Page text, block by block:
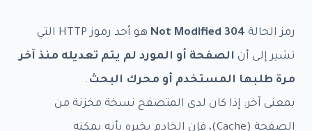
رمز الحالة 304 Not Modified
هو أحد رموز HTTP التي
تشير إلى أن الصفحة أو المورد لم يتم تعديله منذ آخر
مرة طلبها المستخدم أو محرك البحث .
بمعنى آخر: إذا كان لدى المتصفح نسخة مخزنة من
الصفحة (Cache)، فإن الخادم يخبره بأنه يمكنه